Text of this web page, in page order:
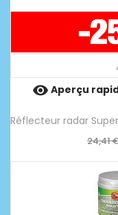
 Aperçu
Réflecteur radar
24,41